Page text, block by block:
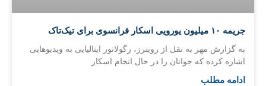
جریمه ۱۰ میلیون یورویی اسکار فرانسوی برای تیک‌تاک
به گزارش مهر به نقل از رویترز، رگولاتور ایتالیایی به ویدیوهایی
اشاره کرده که جوانان را در حال انجام اسکار
ادامه مطلب